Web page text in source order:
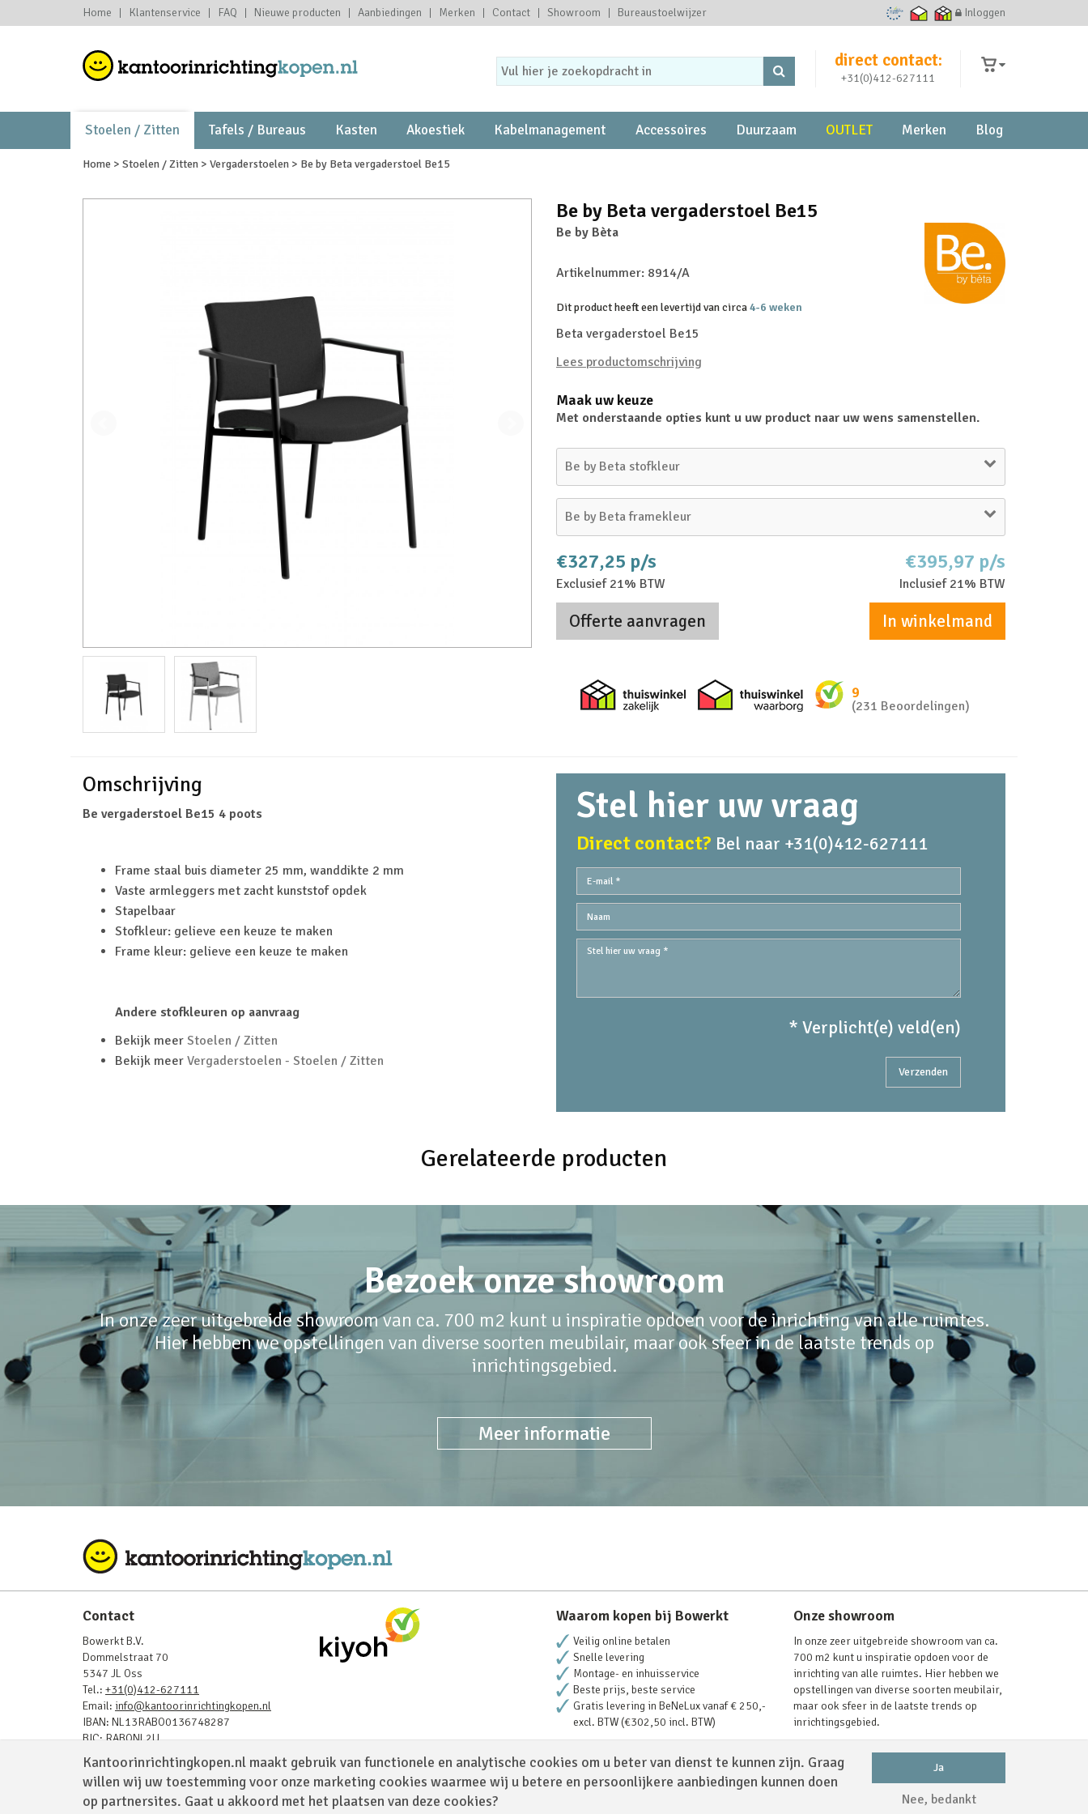
Kantoorinrichtingkopen.nl maakt gebruik van functionele en analytische cookies om u beter van dienst te kunnen zijn. Graag
willen wij uw toestemming voor onze marketing cookies waarmee wij u betere en persoonlijkere aanbiedingen kunnen doen
op partnersites. Gaat u akkoord met het plaatsen van deze cookies?
Ja
Nee, bedankt
Home Klantenservice FAQ Nieuwe producten Aanbiedingen Merken Contact Showroom Bureaustoelwijzer Ecommerce Europe Trustmark
Thuiswinkel waarborg
Thuiswinkel zakelijk
Inloggen
direct contact:
+31(0)412-627111
Stoelen / Zitten Tafels / Bureaus Kasten Akoestiek Kabelmanagement Accessoires Duurzaam OUTLET Merken Blog
Home > Stoelen / Zitten > Vergaderstoelen > Be by Beta vergaderstoel Be15
Be by Beta vergaderstoel Be15
Be by Bèta
Artikelnummer: 8914/A
Dit product heeft een levertijd van circa4-6 weken
Beta vergaderstoel Be15
Lees productomschrijving
Maak uw keuze
Met onderstaande opties kunt u uw product naar uw wens samenstellen.
Be by Beta stofkleur
Be by Beta framekleur
€327,25 p/s
Exclusief 21% BTW
€395,97 p/s
Inclusief 21% BTW
In winkelmand
Offerte aanvragen
Thuiswinkel zakelijk Thuiswinkel waarborg
9
(231 Beoordelingen)
Omschrijving
Be vergaderstoel Be15 4 poots
Frame staal buis diameter 25 mm, wanddikte 2 mm
Vaste armleggers met zacht kunststof opdek
Stapelbaar
Stofkleur: gelieve een keuze te maken
Frame kleur: gelieve een keuze te maken
Andere stofkleuren op aanvraag
Bekijk meer Stoelen / Zitten
Bekijk meer Vergaderstoelen - Stoelen / Zitten
Stel hier uw vraag
Direct contact? Bel naar +31(0)412-627111
* Verplicht(e) veld(en)
Gerelateerde producten
Bezoek onze showroom
In onze zeer uitgebreide showroom van ca. 700 m2 kunt u inspiratie opdoen voor de inrichting van alle ruimtes.
Hier hebben we opstellingen van diverse soorten meubilair, maar ook sfeer in de laatste trends op
inrichtingsgebied.
Meer informatie
Contact
Bowerkt B.V.
Dommelstraat 70
5347 JL Oss
Tel.: +31(0)412-627111
Email: info@kantoorinrichtingkopen.nl
IBAN: NL13RABO0136748287
BIC: RABONL2U
BTW: NL819843908B01
KvK: 17232025
Waarom kopen bij Bowerkt
Veilig online betalen
Snelle levering
Montage- en inhuisservice
Beste prijs, beste service
Gratis levering in BeNeLux vanaf € 250,-
excl. BTW (€302,50 incl. BTW)
Onze showroom
In onze zeer uitgebreide showroom van ca.
700 m2 kunt u inspiratie opdoen voor de
inrichting van alle ruimtes. Hier hebben we
opstellingen van diverse soorten meubilair,
maar ook sfeer in de laatste trends op
inrichtingsgebied.